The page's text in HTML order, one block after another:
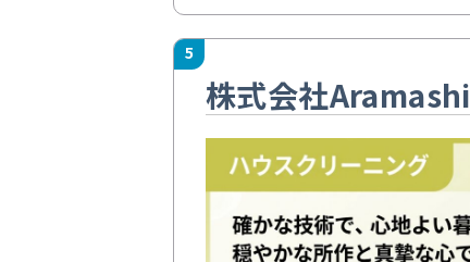
5
株式会社Aramashi